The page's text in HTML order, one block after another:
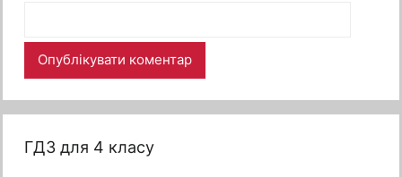
ГДЗ для 4 класу